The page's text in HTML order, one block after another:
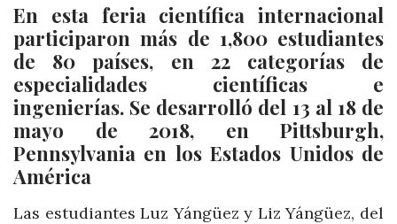
En esta feria científica internacional
participaron más de 1,800 estudiantes
de 80 países, en 22 categorías de
especialidades científicas e
ingenierías. Se desarrolló del 13 al 18 de
mayo de 2018, en Pittsburgh,
Pennsylvania en los Estados Unidos de
América
Las estudiantes Luz Yángüez y Liz Yángüez, del